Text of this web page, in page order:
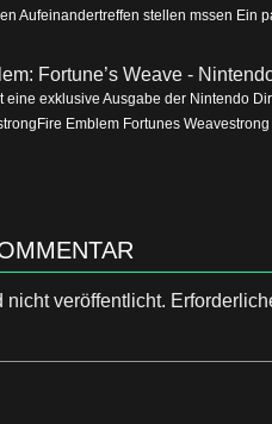
Aufeinandertreffen stellen mssen Ein
Fortune’s Weave -
eine exklusive Ausgabe der Nintendo
Emblem Fortunes
nicht veröffentlicht.